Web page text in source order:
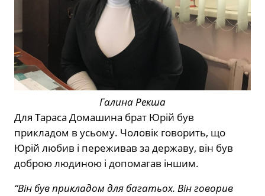
Галина Рекша
Для Тараса Домашина брат Юрій був
прикладом в усьому. Чоловік говорить, що
Юрій любив і переживав за державу, він був
доброю людиною і допомагав іншим.
“Він був прикладом для багатьох. Він говорив